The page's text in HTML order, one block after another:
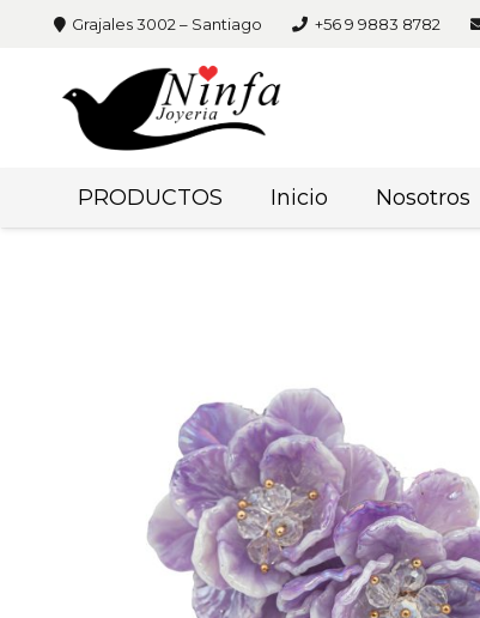
Grajales 3002 – Santiago +56 9 9883 8782
PRODUCTOS Inicio Nosotros